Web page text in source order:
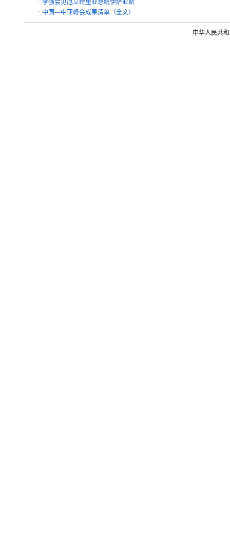
· 李强会见厄立特里亚总统伊萨亚斯
· 中国—中亚峰会成果清单（全文）
中华人民共